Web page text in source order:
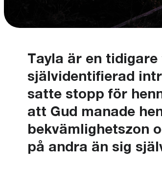
Tayla är en
självidentifierad
satte stopp för
att Gud manade
bekvämlighetszon
på andra än sig